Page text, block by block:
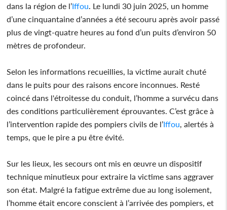
dans la région de l’Iffou . Le lundi 30 juin 2025, un homme
d’une cinquantaine d’années a été secouru après avoir passé
plus de vingt-quatre heures au fond d’un puits d’environ 50
mètres de profondeur.
Selon les informations recueillies, la victime aurait chuté
dans le puits pour des raisons encore inconnues. Resté
coincé dans l'étroitesse du conduit, l’homme a survécu dans
des conditions particulièrement éprouvantes. C’est grâce à
l’intervention rapide des pompiers civils de l’Iffou , alertés à
temps, que le pire a pu être évité.
Sur les lieux, les secours ont mis en œuvre un dispositif
technique minutieux pour extraire la victime sans aggraver
son état. Malgré la fatigue extrême due au long isolement,
l’homme était encore conscient à l’arrivée des pompiers, et